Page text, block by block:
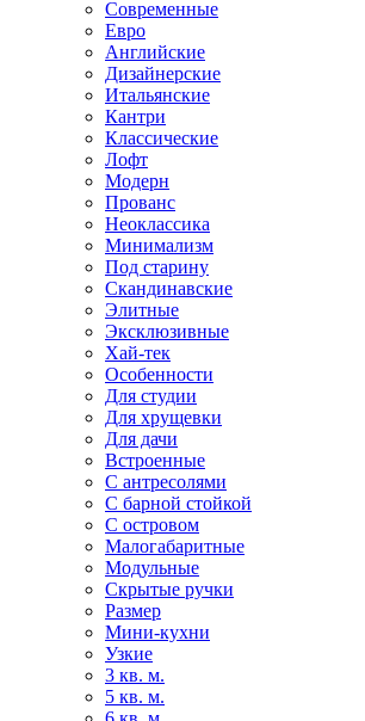
Современные
Евро
Английские
Дизайнерские
Итальянские
Кантри
Классические
Лофт
Модерн
Прованс
Неоклассика
Минимализм
Под старину
Скандинавские
Элитные
Эксклюзивные
Хай-тек
Особенности
Для студии
Для хрущевки
Для дачи
Встроенные
С антресолями
С барной стойкой
С островом
Малогабаритные
Модульные
Скрытые ручки
Размер
Мини-кухни
Узкие
3 кв. м.
5 кв. м.